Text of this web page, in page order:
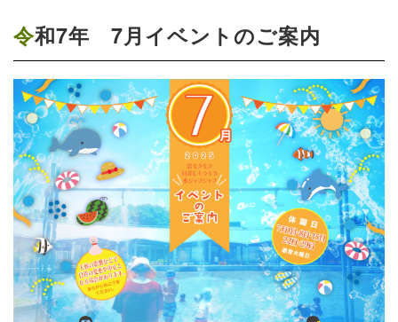
令和7年 7月イベントのご案内